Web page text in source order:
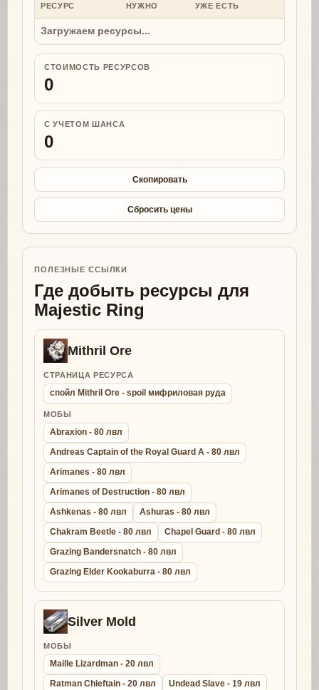
РЕСУРС НУЖНО УЖЕ ЕСТЬ
Загружаем ресурсы...
СТОИМОСТЬ РЕСУРСОВ
0
С УЧЕТОМ ШАНСА
0
Скопировать
Сбросить цены
ПОЛЕЗНЫЕ ССЫЛКИ
Где добыть ресурсы для
Majestic Ring
Mithril Ore
СТРАНИЦА РЕСУРСА
спойл Mithril Ore - spoil мифриловая руда
МОБЫ
Abraxion - 80 лвл
Andreas Captain of the Royal Guard A - 80 лвл
Arimanes - 80 лвл
Arimanes of Destruction - 80 лвл
Ashkenas - 80 лвл
Ashuras - 80 лвл
Chakram Beetle - 80 лвл
Chapel Guard - 80 лвл
Grazing Bandersnatch - 80 лвл
Grazing Elder Kookaburra - 80 лвл
Silver Mold
МОБЫ
Maille Lizardman - 20 лвл
Ratman Chieftain - 20 лвл
Undead Slave - 19 лвл